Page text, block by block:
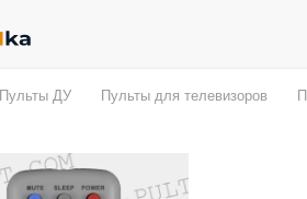
Пульты ДУ Пульты для телевизоров